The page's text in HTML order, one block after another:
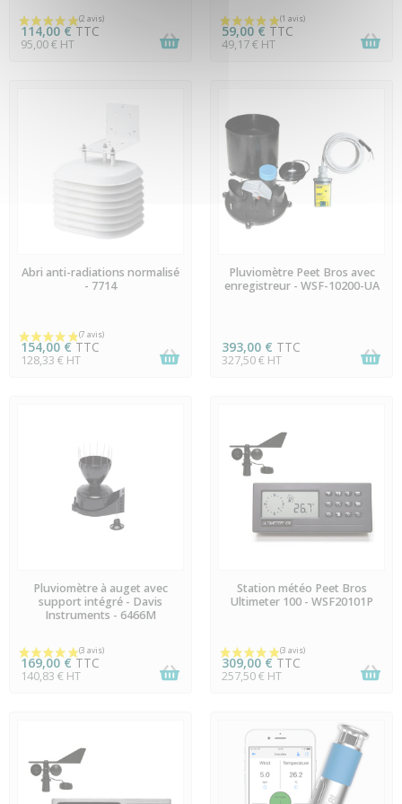
114,00 € TTC
95,00 € HT
59,00 € TTC
49,17 € HT
EN STOCK
Abri anti-radiations normalisé
- 7714
154,00 € TTC
128,33 € HT
DERNIERS ARTICLES EN
STOCK
Pluviomètre Peet Bros avec
enregistreur - WSF-10200-UA
393,00 € TTC
327,50 € HT
EN STOCK
Pluviomètre à auget avec
support intégré - Davis
Instruments - 6466M
169,00 € TTC
140,83 € HT
EN STOCK
Station météo Peet Bros
Ultimeter 100 - WSF20101P
309,00 € TTC
257,50 € HT